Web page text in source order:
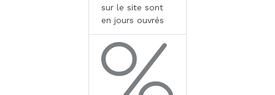
sur le site sont
en jours ouvrés